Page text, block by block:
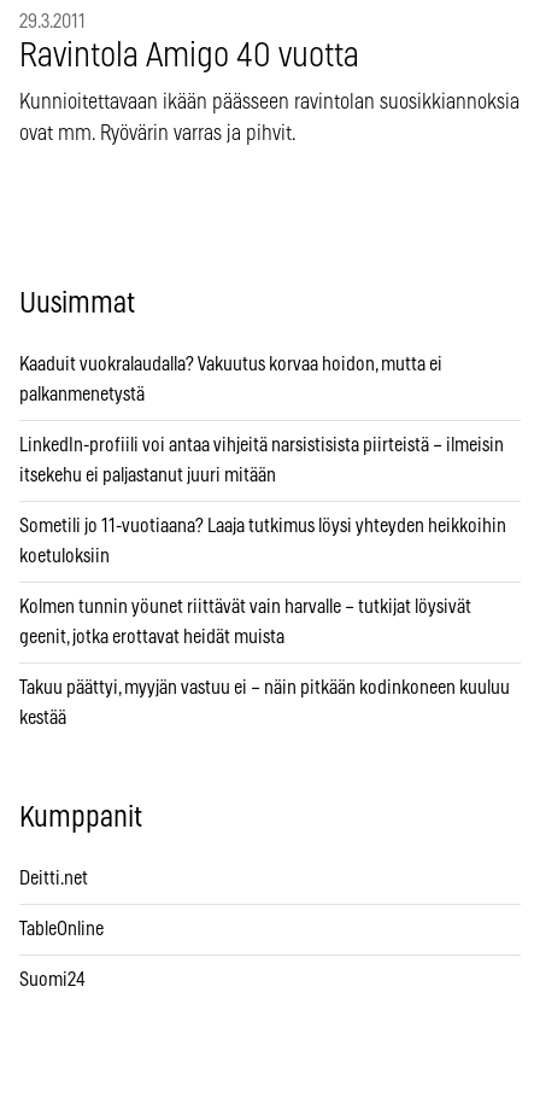
29.3.2011
Ravintola Amigo 40 vuotta
Kunnioitettavaan ikään päässeen ravintolan suosikkiannoksia
ovat mm. Ryövärin varras ja pihvit.
Uusimmat
Kaaduit vuokralaudalla? Vakuutus korvaa hoidon, mutta ei
palkanmenetystä
LinkedIn-profiili voi antaa vihjeitä narsistisista piirteistä – ilmeisin
itsekehu ei paljastanut juuri mitään
Sometili jo 11-vuotiaana? Laaja tutkimus löysi yhteyden heikkoihin
koetuloksiin
Kolmen tunnin yöunet riittävät vain harvalle – tutkijat löysivät
geenit, jotka erottavat heidät muista
Takuu päättyi, myyjän vastuu ei – näin pitkään kodinkoneen kuuluu
kestää
Kumppanit
Deitti.net
TableOnline
Suomi24